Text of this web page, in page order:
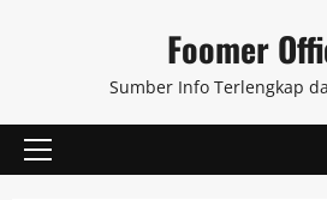
Foomer
Sumber Info Terlengkap
Primary